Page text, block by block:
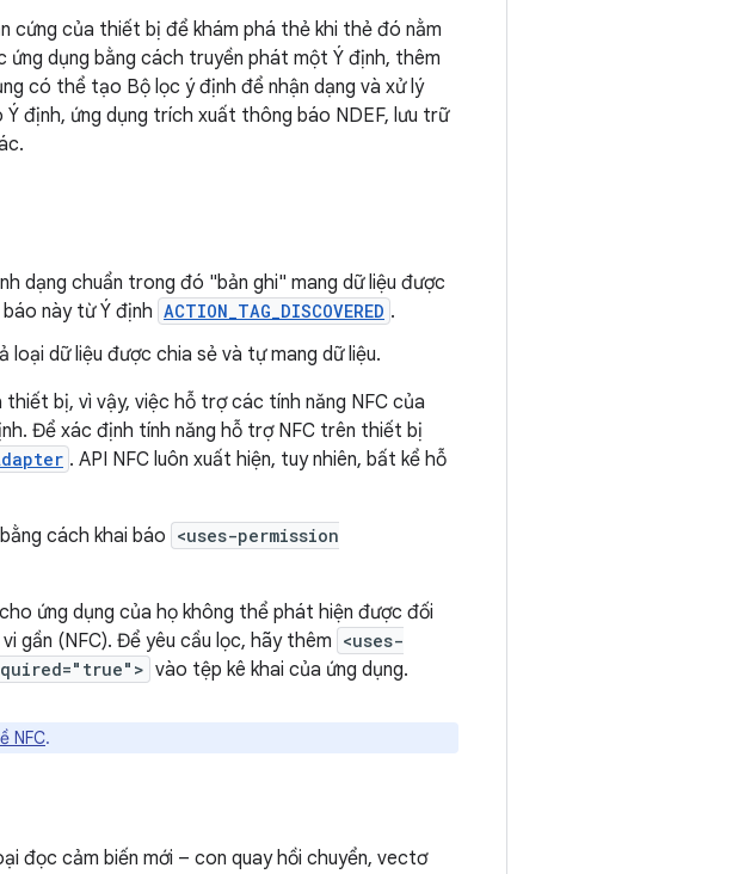
cứng của thiết bị để khám phá thẻ khi thẻ đó nằm
dụng bằng cách truyền phát một Ý định, thêm
có thể tạo Bộ lọc ý định để nhận dạng và xử lý
định, ứng dụng trích xuất thông báo NDEF, lưu trữ
dạng chuẩn trong đó "bản ghi" mang dữ liệu được
này từ Ý định ACTION_TAG_DISCOVERED .
loại dữ liệu được chia sẻ và tự mang dữ liệu.
bị, vì vậy, việc hỗ trợ các tính năng NFC của
Để xác định tính năng hỗ trợ NFC trên thiết bị
. API NFC luôn xuất hiện, tuy nhiên, bất kể hỗ
cách khai báo <uses-permission
ứng dụng của họ không thể phát hiện được đối
gần (NFC). Để yêu cầu lọc, hãy thêm <uses-
vào tệp kê khai của ứng dụng.
NFC.
đọc cảm biến mới – con quay hồi chuyển, vectơ